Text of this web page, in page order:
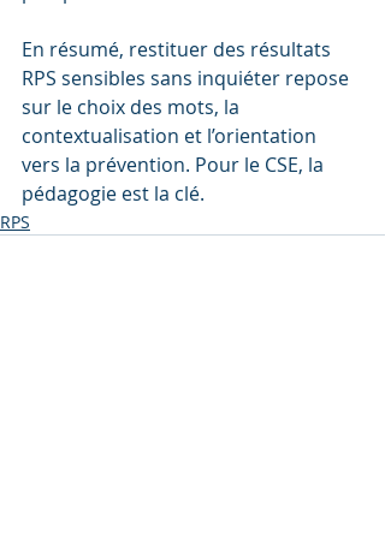
En résumé, restituer des résultats
RPS sensibles sans inquiéter repose
sur le choix des mots, la
contextualisation et l’orientation
vers la prévention. Pour le CSE, la
pédagogie est la clé.
RPS